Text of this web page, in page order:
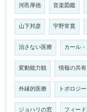
河邑厚徳 音楽図鑑
山下邦彦 宇野常寛
治さない医療 カール
変動能力観 情報の共有
外縁的医療 トポロジー
ジョハリの窓 フィー